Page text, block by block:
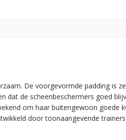
De voorgevormde padding is
dat de scheenbeschermers goed
om haar buitengewoon goede
door toonaangevende